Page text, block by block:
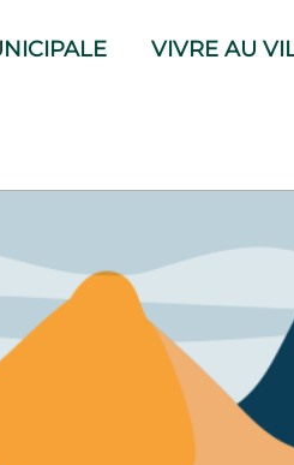
VIVRE AU